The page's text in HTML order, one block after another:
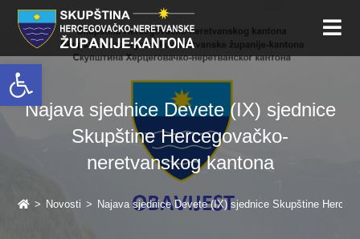
Open toolbar
Najava sjednice Devete (IX) sjednice
Skupštine Hercegovačko-
neretvanskog kantona
> Novosti > Najava sjednice Devete (IX) sjednice Skupštine